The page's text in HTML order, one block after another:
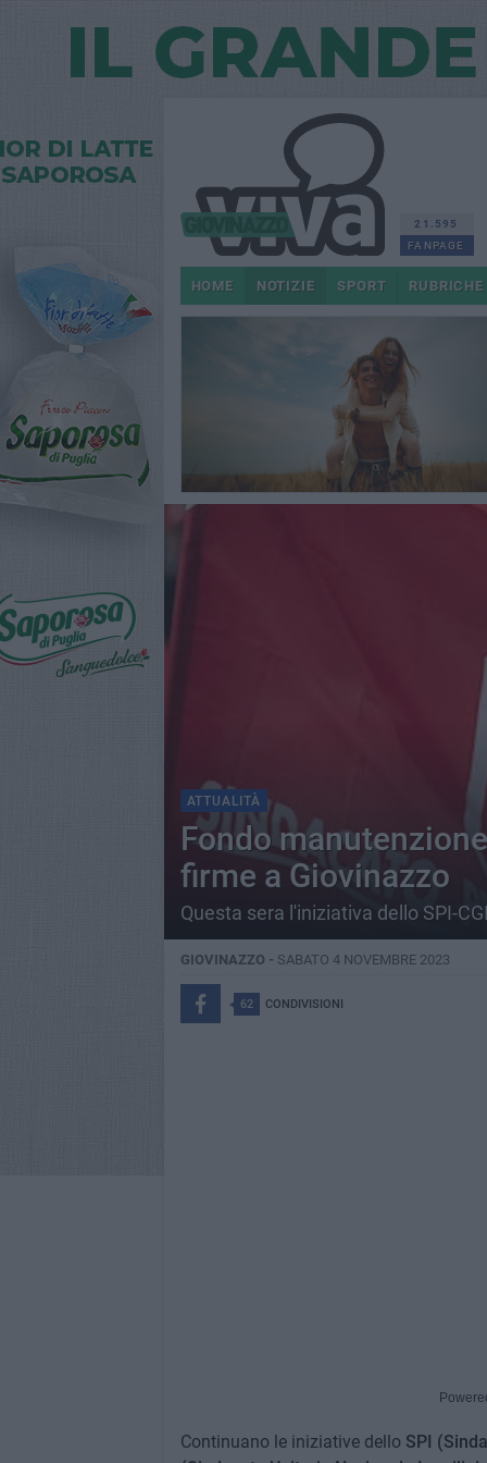
21.595
FANPAGE
HOME NOTIZIE SPORT RUBRICHE
ATTUALITÀ
Fondo
firme a Giovinazzo
Questa sera l'iniziativa dello SPI-
GIOVINAZZO - SABATO 4 NOVEMBRE 2023
62 CONDIVISIONI
Continuano le iniziative dello SPI